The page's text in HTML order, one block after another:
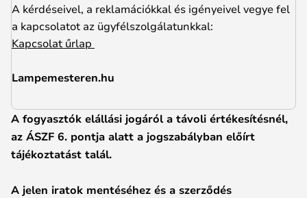
A kérdéseivel, a reklamációkkal és igényeivel vegye fel
a kapcsolatot az ügyfélszolgálatunkkal:
Kapcsolat űrlap
Lampemesteren.hu
A fogyasztók elállási jogáról a távoli értékesítésnél,
az ÁSZF 6. pontja alatt a jogszabályban előírt
tájékoztatást talál.
A jelen iratok mentéséhez és a szerződés